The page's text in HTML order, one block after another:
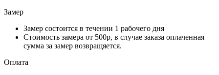
Замер
Замер состоится в течении 1 рабочего дня
Стоимость замера от 500р, в случае заказа оплаченная
сумма за замер возвращяется.
Оплата